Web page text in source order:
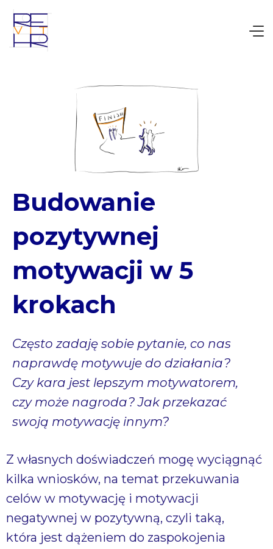
Budowanie
pozytywnej
motywacji w 5
krokach
Często zadaję sobie pytanie, co nas
naprawdę motywuje do działania?
Czy kara jest lepszym motywatorem,
czy może nagroda? Jak przekazać
swoją motywację innym?
Z własnych doświadczeń mogę wyciągnąć
kilka wniosków, na temat przekuwania
celów w motywację i motywacji
negatywnej w pozytywną, czyli taką,
która jest dążeniem do zaspokojenia